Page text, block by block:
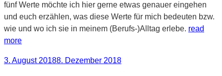
fünf Werte möchte ich hier gerne etwas genauer eingehen
und euch erzählen, was diese Werte für mich bedeuten bzw.
wie und wo ich sie in meinem (Berufs-)Alltag erlebe. read
more
Veröffentlicht
3. August 20188. Dezember 2018